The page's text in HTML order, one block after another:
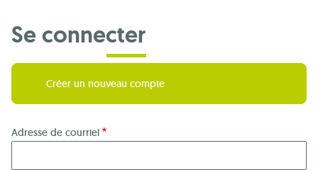
Se connecter
Créer un nouveau compte
Adresse de courriel